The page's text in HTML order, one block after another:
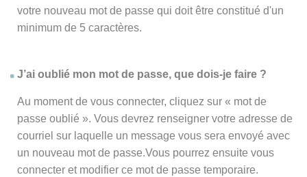
votre nouveau mot de passe qui doit être constitué d'un
minimum de 5 caractères.
J’ai oublié mon mot de passe, que dois-je faire ?
Au moment de vous connecter, cliquez sur « mot de
passe oublié ». Vous devrez renseigner votre adresse de
courriel sur laquelle un message vous sera envoyé avec
un nouveau mot de passe.Vous pourrez ensuite vous
connecter et modifier ce mot de passe temporaire.